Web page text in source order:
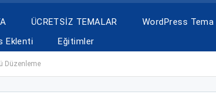
ÜCRETSİZ TEMALAR WordPress Tema
Eklenti
Eğitimler
Düzenleme